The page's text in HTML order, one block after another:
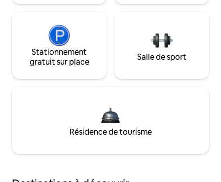
Stationnement
gratuit sur place
Salle de sport
Résidence de tourisme